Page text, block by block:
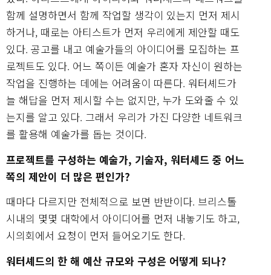
함께 설명하면서 함께 작업할 생각이 있는지 먼저 제시
하거나, 때로는 아티스트가 먼저 우리에게 제안할 때도
있다. 공고를 내고 예술가들의 아이디어를 모집하는 프
로젝트도 있다. 어느 쪽이든 예술가 혼자 자신이 원하는
작업을 진행하는 데에는 어려움이 따른다. 워터셰드가
늘 해답을 먼저 제시할 수는 없지만, 누가 도와줄 수 있
는지를 알고 있다. 그래서 우리가 가진 다양한 네트워크
를 활용해 예술가를 돕는 것이다.
프로젝트를 구성하는 예술가, 기술자, 워터셰드 중 어느
쪽의 제안이 더 많은 편인가?
때마다 다르지만 전체적으로 보면 반반이다. 브리스톨
시내의 몇몇 대학에서 아이디어를 먼저 내놓기도 하고,
시의회에서 요청이 먼저 들어오기도 한다.
워터셰드의 한 해 예산 규모와 구성은 어떻게 되나?